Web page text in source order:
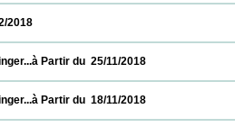
05/12/2018
Springer...à Partir du  25/11/2018
Springer...à Partir du  18/11/2018